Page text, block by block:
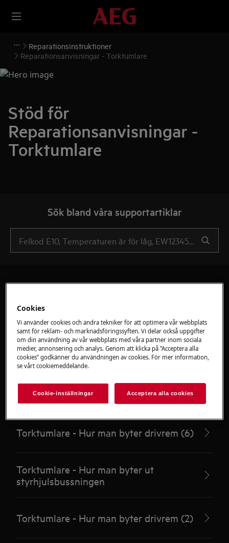
Reparationsinstruktioner
Reparationsanvisningar - Torktumlare
Stöd för
Reparationsanvisningar -
Torktumlare
Sök bland våra supportartiklar
Rekommenderade artiklar
för
Reparationsanvisningar -
Torktumlare
Torktumlare - Hur man byter drivrem (6)
Torktumlare - Hur man byter ut
styrhjulsbussningen
Torktumlare - Hur man byter drivrem (2)
Cookies
Vi använder cookies och andra tekniker för att optimera vår webbplats
samt för reklam- och marknadsföringssyften. Vi delar också uppgifter
om din användning av vår webbplats med våra partner inom sociala
medier, annonsering och analys. Genom att klicka på ”Acceptera alla
cookies” godkänner du användningen av cookies. För mer information,
se vårt cookiemeddelande.
Cookie-inställningar Acceptera alla cookies